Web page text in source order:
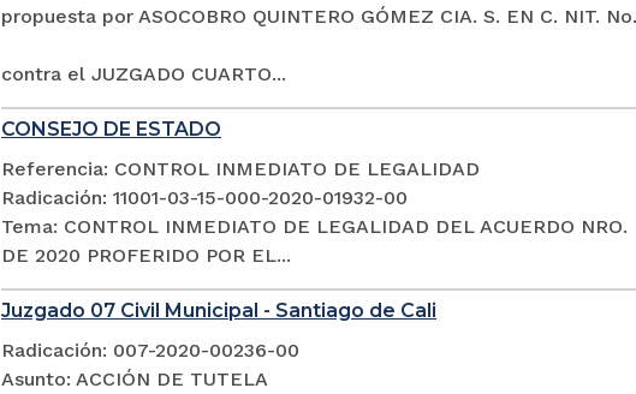
propuesta por ASOCOBRO QUINTERO GÓMEZ CIA. S. EN C. NIT.
contra el JUZGADO CUARTO...
CONSEJO DE ESTADO
Referencia: CONTROL INMEDIATO DE LEGALIDAD
Radicación: 11001-03-15-000-2020-01932-00
Tema: CONTROL INMEDIATO DE LEGALIDAD DEL ACUERDO NRO.
DE 2020 PROFERIDO POR EL...
Juzgado 07 Civil Municipal - Santiago de Cali
Radicación: 007-2020-00236-00
Asunto: ACCIÓN DE TUTELA